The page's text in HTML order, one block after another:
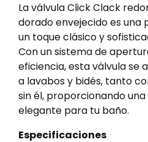
La válvula Click Clack
dorado envejecido es una
un toque clásico y
Con un sistema de
eficiencia, esta válvula
a lavabos y bidés, tanto
sin él, proporcionando
elegante para tu baño.
Especificaciones